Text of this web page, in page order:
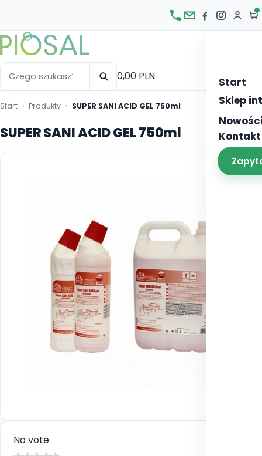
Start
Sklep
Kontakt
0,00 PLN
Start Produkty SUPER SANI ACID GEL 750ml
SUPER SANI ACID GEL 750ml
No vote